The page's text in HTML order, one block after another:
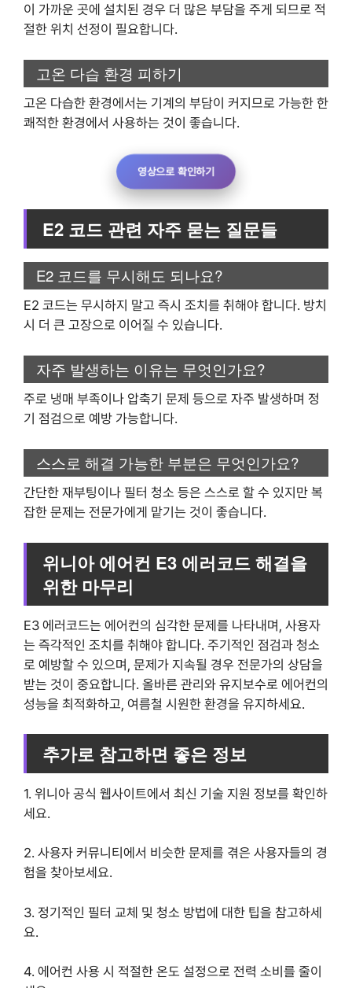
이 가까운 곳에 설치된 경우 더 많은 부담을 주게 되므로 적
절한 위치 선정이 필요합니다.
고온 다습 환경 피하기
고온 다습한 환경에서는 기계의 부담이 커지므로 가능한 한
쾌적한 환경에서 사용하는 것이 좋습니다.
영상으로 확인하기
E2 코드 관련 자주 묻는 질문들
E2 코드를 무시해도 되나요?
E2 코드는 무시하지 말고 즉시 조치를 취해야 합니다. 방치
시 더 큰 고장으로 이어질 수 있습니다.
자주 발생하는 이유는 무엇인가요?
주로 냉매 부족이나 압축기 문제 등으로 자주 발생하며 정
기 점검으로 예방 가능합니다.
스스로 해결 가능한 부분은 무엇인가요?
간단한 재부팅이나 필터 청소 등은 스스로 할 수 있지만 복
잡한 문제는 전문가에게 맡기는 것이 좋습니다.
위니아 에어컨 E3 에러코드 해결을
위한 마무리
E3 에러코드는 에어컨의 심각한 문제를 나타내며, 사용자
는 즉각적인 조치를 취해야 합니다. 주기적인 점검과 청소
로 예방할 수 있으며, 문제가 지속될 경우 전문가의 상담을
받는 것이 중요합니다. 올바른 관리와 유지보수로 에어컨의
성능을 최적화하고, 여름철 시원한 환경을 유지하세요.
추가로 참고하면 좋은 정보
1. 위니아 공식 웹사이트에서 최신 기술 지원 정보를 확인하
세요.
2. 사용자 커뮤니티에서 비슷한 문제를 겪은 사용자들의 경
험을 찾아보세요.
3. 정기적인 필터 교체 및 청소 방법에 대한 팁을 참고하세
요.
4. 에어컨 사용 시 적절한 온도 설정으로 전력 소비를 줄이